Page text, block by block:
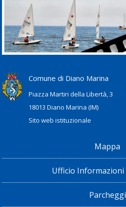
Comune di Diano Marina
Piazza Martiri della Libertà, 3
18013 Diano Marina (IM)
Sito web istituzionale
Mappa
Ufficio
Parcheggi